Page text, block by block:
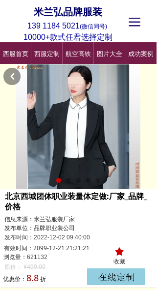
米兰弘品牌服装
西服首页 西服定制 航空高铁 图片大全 成功案例
끀
139 1184 5021(微信同号)
10000+款式任君选择定制
北京西城团体职业装量体定做:厂家_品牌_
价格
优惠价： 8.8折
发布时间： 2022-12-02 09:40:00
浏览量：621132
原价： ¥499.00
信息来源：米兰弘服装厂家
发布单位：品牌职业装公司
有效时间：2099-12-21 21:21:21 끄
收藏
낒